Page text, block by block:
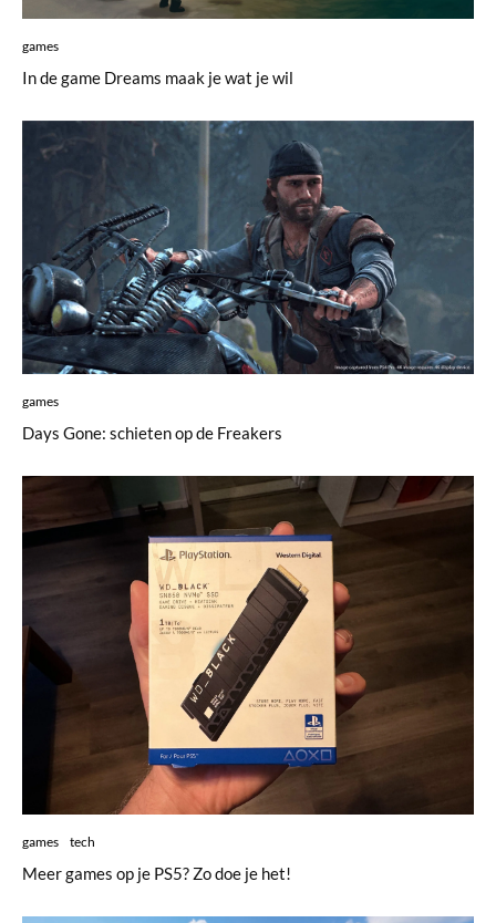
games
In de game Dreams maak je wat je wil
games
Days Gone: schieten op de Freakers
games tech
Meer games op je PS5? Zo doe je het!